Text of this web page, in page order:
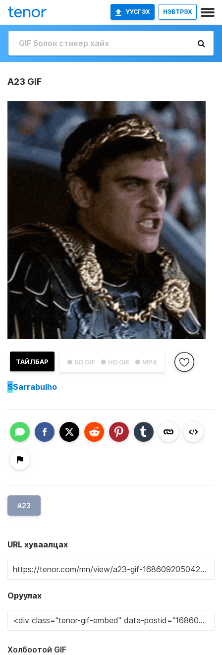
ҮҮСГЭХ НЭВТРЭХ
A23 GIF
● SD GIF ● HD GIF ● MP4
ТАЙЛБАР
SSarrabulho
A23
URL хуваалцах
Оруулах
Холбоотой GIF